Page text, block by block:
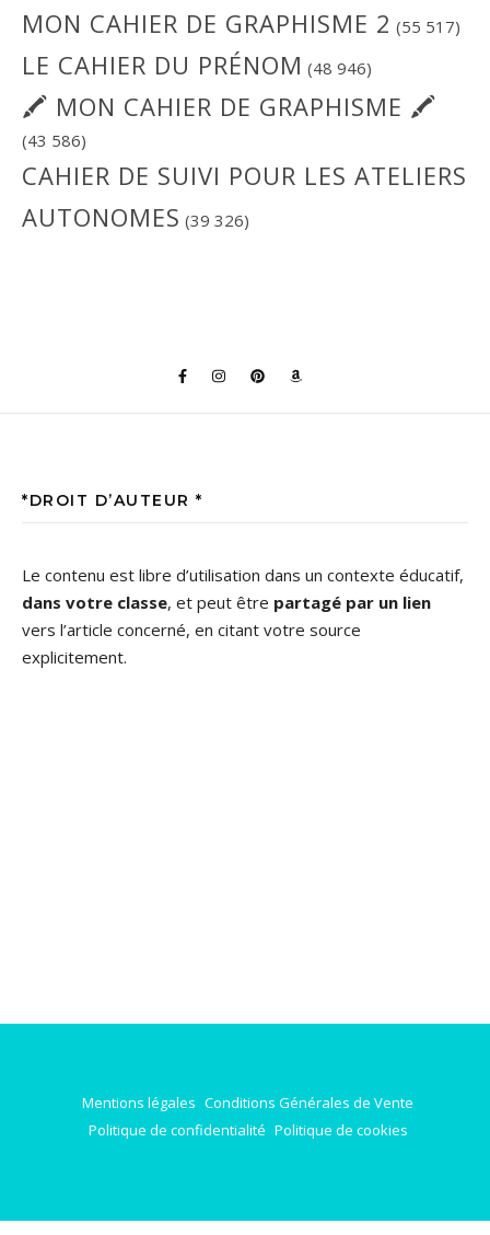
MON CAHIER DE GRAPHISME 2 (55 517)
LE CAHIER DU PRÉNOM (48 946)
🖍 MON CAHIER DE GRAPHISME 🖍
(43 586)
CAHIER DE SUIVI POUR LES ATELIERS
AUTONOMES (39 326)
*DROIT D’AUTEUR *
Le contenu est libre d’utilisation dans un contexte éducatif,
dans votre classe, et peut être partagé par un lien
vers l’article concerné, en citant votre source
explicitement.
Mentions légales Conditions Générales de Vente
Politique de confidentialité Politique de cookies